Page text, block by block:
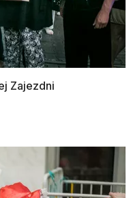
Zajezdni